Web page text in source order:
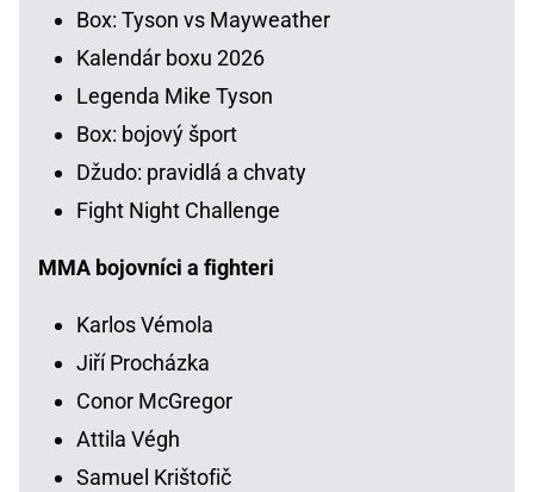
Box: Tyson vs Mayweather
Kalendár boxu 2026
Legenda Mike Tyson
Box: bojový šport
Džudo: pravidlá a chvaty
Fight Night Challenge
MMA bojovníci a fighteri
Karlos Vémola
Jiří Procházka
Conor McGregor
Attila Végh
Samuel Krištofič